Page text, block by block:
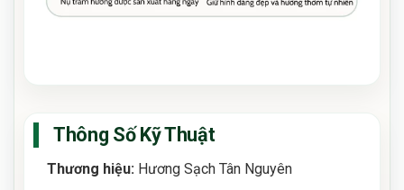
Thông Số Kỹ Thuật
Thương hiệu: Hương Sạch Tân Nguyên